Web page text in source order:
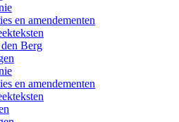
en amendementen
Berg
en amendementen